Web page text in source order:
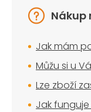
Nákup
Jak mám
Můžu si u
Lze zboží
Jak